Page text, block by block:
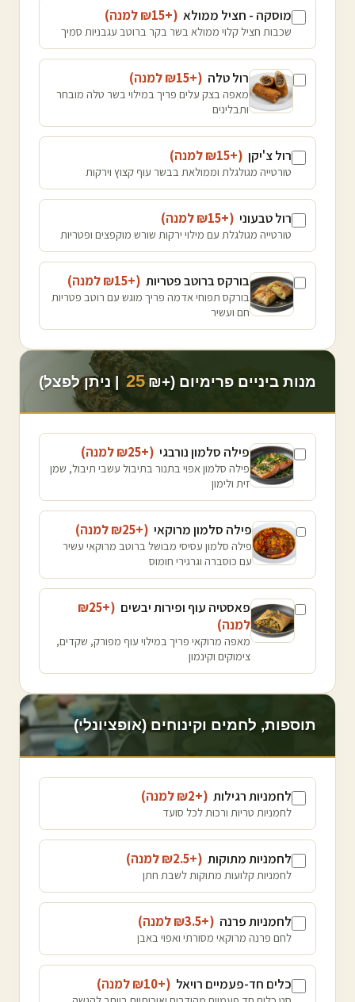
מוסקה - חציל ממולא (+₪
15 למנה)
שכבות חציל קלוי ממולא בשר בקר ברוטב עגבניות סמיך
רול טלה (+₪
15 למנה)
מאפה בצק עלים פריך במילוי בשר טלה מובחר
ותבלינים
רול צ'יקן (+₪
15 למנה)
טורטייה מגולגלת וממולאת בבשר עוף קצוץ וירקות
רול טבעוני (+₪
15 למנה)
טורטייה מגולגלת עם מילוי ירקות שורש מוקפצים ופטריות
בורקס ברוטב פטריות (+₪
15 למנה)
בורקס תפוחי אדמה פריך מוגש עם רוטב פטריות
חם ועשיר
מנות ביניים פרימיום (+₪ 25 | ניתן לפצל)
פילה סלמון נורבגי (+₪
25 למנה)
פילה סלמון אפוי בתנור בתיבול עשבי תיבול, שמן
זית ולימון
פילה סלמון מרוקאי (+₪
25 למנה)
פילה סלמון עסיסי מבושל ברוטב מרוקאי עשיר
עם כוסברה וגרגירי חומוס
פאסטיה עוף ופירות יבשים (+₪
25
למנה)
מאפה מרוקאי פריך במילוי עוף מפורק, שקדים,
צימוקים וקינמון
תוספות, לחמים וקינוחים (אופציונלי)
לחמניות רגילות (+₪
2 למנה)
לחמניות טריות ורכות לכל סועד
לחמניות מתוקות (+₪
2.5 למנה)
לחמניות קלועות מתוקות לשבת חתן
לחמניות פרנה (+₪
3.5 למנה)
לחם פרנה מרוקאי מסורתי ואפוי באבן
כלים חד-פעמיים רויאל (+₪
10 למנה)